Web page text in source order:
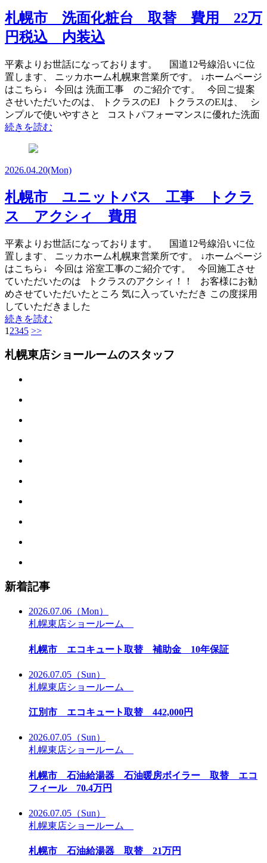
札幌市 洗面化粧台 取替 費用 22万
円税込 内装込
平素よりお世話になっております。 国道12号線沿いに位
置します、 ニッカホーム札幌東営業所です。 ↓ホームページ
はこちら↓ 今回は 洗面工事 のご紹介です。 今回ご提案
させいただいたのは、 トクラスのEJ トクラスのEJは、 シ
ンプルで使いやすさと コストパフォーマンスに優れた洗面
続きを読む
2026.04.20(Mon)
札幌市 ユニットバス 工事 トクラ
ス アクシィ 費用
平素よりお世話になっております。 国道12号線沿いに位
置します、 ニッカホーム札幌東営業所です。 ↓ホームページ
はこちら↓ 今回は 浴室工事のご紹介です。 今回施工させ
ていただいたのは トクラスのアクシィ！！ お客様にお勧
めさせていただいたところ 気に入っていただき この度採用
していただきました
続きを読む
1 2345 >>
札幌東店ショールームのスタッフ
新着記事
2026.07.06 （Mon）
札幌東店ショールーム
札幌市 エコキュート取替 補助金 10年保証
2026.07.05 （Sun）
札幌東店ショールーム
江別市 エコキュート取替 442,000円
2026.07.05 （Sun）
札幌東店ショールーム
札幌市 石油給湯器 石油暖房ボイラー 取替 エコ
フィール 70.4万円
2026.07.05 （Sun）
札幌東店ショールーム
札幌市 石油給湯器 取替 21万円